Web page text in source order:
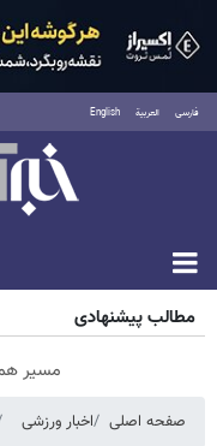
فارسی العربية English
پنجشنبه ۱۵ مرداد ۱۴۰۵
مطالب پیشنهادی
مسیر
صفحه اصلی اخبار ورزشی